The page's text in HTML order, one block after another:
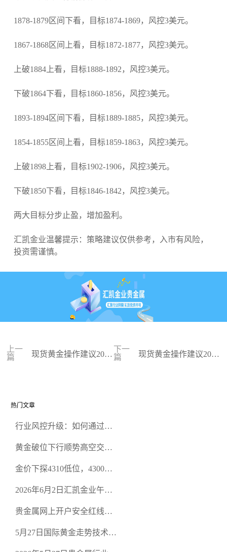
1878-1879区间下看，目标1874-1869，风控3美元。
1867-1868区间上看，目标1872-1877，风控3美元。
上破1884上看，目标1888-1892，风控3美元。
下破1864下看，目标1860-1856，风控3美元。
1893-1894区间下看，目标1889-1885，风控3美元。
1854-1855区间上看，目标1859-1863，风控3美元。
上破1898上看，目标1902-1906，风控3美元。
下破1850下看，目标1846-1842，风控3美元。
两大目标分步止盈，增加盈利。
汇凯金业温馨提示：策略建议仅供参考，入市有风险，
投资需谨慎。
上一
篇
现货黄金操作建议2023
下一
篇
现货黄金操作建议2023
热门文章
行业风控升级：如何通过正
规黄金开户交易平台？
黄金破位下行顺势高空交易
金价下探4310低位，4300关
2026年6月2日汇凯金业午盘
空头清算算法如何布防？
贵金属网上开户安全红线：
恶意洗盘陷阱
5月27日国际黄金走势技术盘